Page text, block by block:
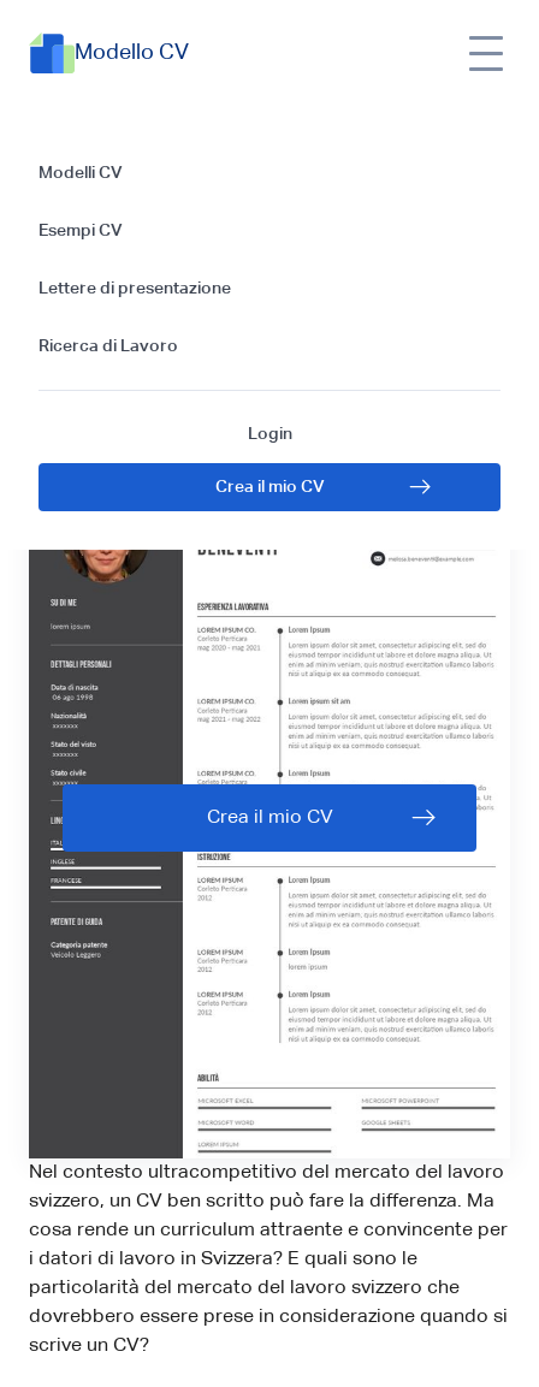
Modello CV
Modelli CV
Esempi CV
Lettere di presentazione
Ricerca di Lavoro
Login
Crea il mio CV
Guida alla redazione
di un CV per la
Svizzera e consigli
per la candidatura
Crea il mio CV
Nel contesto ultracompetitivo del mercato del lavoro
svizzero, un CV ben scritto può fare la differenza. Ma
cosa rende un curriculum attraente e convincente per
i datori di lavoro in Svizzera? E quali sono le
particolarità del mercato del lavoro svizzero che
dovrebbero essere prese in considerazione quando si
scrive un CV?